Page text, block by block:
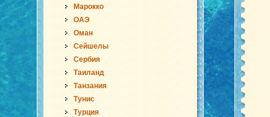
Марокко
ОАЭ
Оман
Сейшелы
Сербия
Таиланд
Танзания
Тунис
Турция